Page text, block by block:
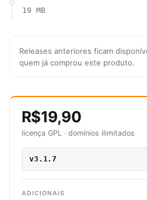
19 MB
Releases anteriores ficam
quem já comprou este produto.
R$19,90
licença GPL · domínios ilimitados
v3.1.7
ADICIONAIS